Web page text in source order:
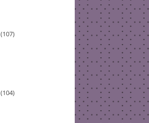
(107)
(104)